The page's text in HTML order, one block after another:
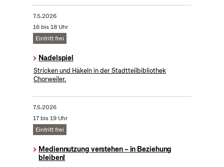
7.5.2026
16 bis 18 Uhr
Eintritt frei
Nadelspiel
Stricken und Häkeln in der Stadtteilbibliothek
Chorweiler.
7.5.2026
17 bis 19 Uhr
Eintritt frei
Mediennutzung verstehen – in Beziehung
bleiben!